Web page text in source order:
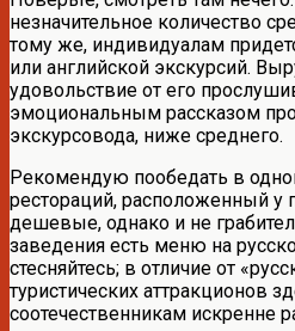
незначительное количество
тому же, индивидуалам
или английской экскурсий.
удовольствие от его
эмоциональным рассказом
экскурсовода, ниже среднего.
Рекомендую пообедать в
рестораций, расположенный
дешевые, однако и не
заведения есть меню на
стесняйтесь; в отличие от
туристических аттракционов
соотечественникам искренне